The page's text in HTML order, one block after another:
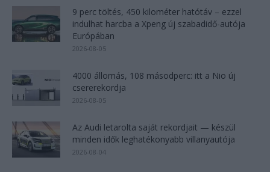
9 perc töltés, 450 kilométer hatótáv – ezzel
indulhat harcba a Xpeng új szabadidő-autója
Európában
2026-08-05
4000 állomás, 108 másodperc: itt a Nio új
csererekordja
2026-08-05
Az Audi letarolta saját rekordjait — készül
minden idők leghatékonyabb villanyautója
2026-08-04